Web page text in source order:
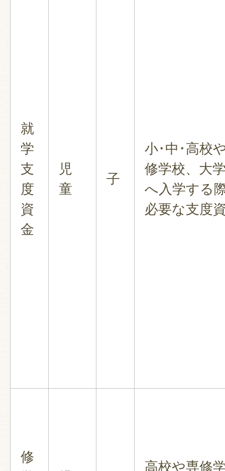
就
学
支
度
資
金
児
童
子
小･中･高校
修学校、大
へ入学する
必要な支度
修
高校や専修